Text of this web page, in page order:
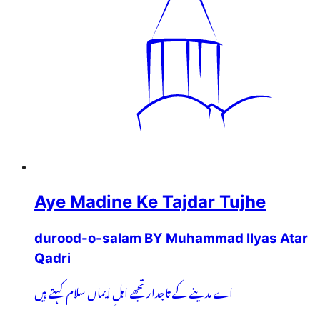
Aye Madine Ke Tajdar Tujhe
durood-o-salam BY Muhammad Ilyas Atar
Qadri
اے مدینے کے تاجدار تجھے اہلِ ایماں سلام کہتے ہیں